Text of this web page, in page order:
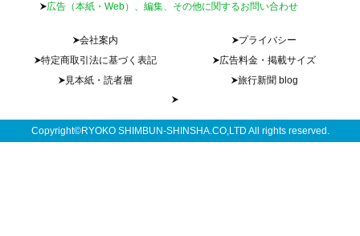
広告（本紙・Web）、編集、その他に関するお問い合わせ
会社案内
プライバシー
特定商取引法に基づく表記
広告料金・掲載サイズ
見本紙・読者層
旅行新聞 blog
Copyright©RYOKO SHIMBUN-SHINSHA.CO,LTD All rights reserved.